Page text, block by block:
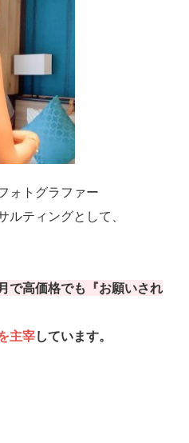
ォトグラファー
ルティングとして、
で高価格でも『お願いされ
主宰しています。